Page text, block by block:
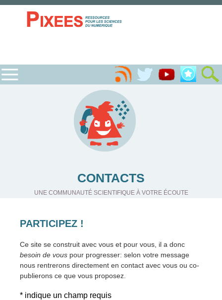
CONTACTS
UNE COMMUNAUTÉ SCIENTIFIQUE À VOTRE ÉCOUTE
PARTICIPEZ !
Ce site se construit avec vous et pour vous, il a donc
besoin de vous pour progresser: selon votre message
nous rentrerons directement en contact avec vous ou co-
publierons ce que vous proposez.
* indique un champ requis